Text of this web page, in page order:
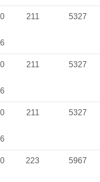
211 5327
211 5327
211 5327
223 5967